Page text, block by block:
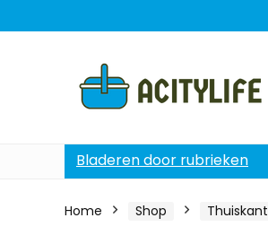
Bladeren door rubrieken
Home Shop